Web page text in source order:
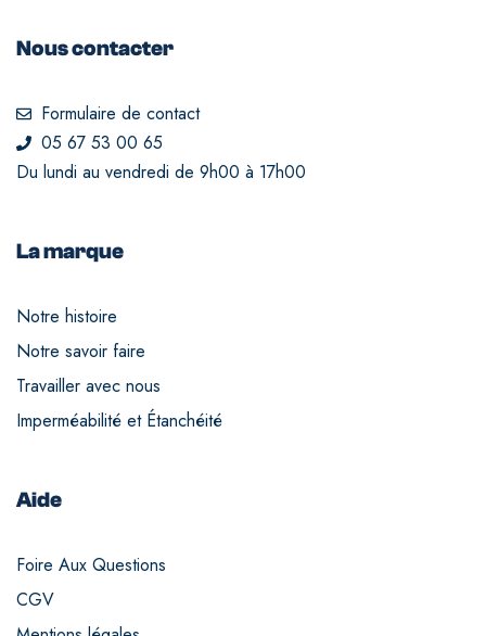
Nous contacter
Formulaire de contact
05 67 53 00 65
Du lundi au vendredi de 9h00 à 17h00
La marque
Notre histoire
Notre savoir faire
Travailler avec nous
Imperméabilité et Étanchéité
Aide
Foire Aux Questions
CGV